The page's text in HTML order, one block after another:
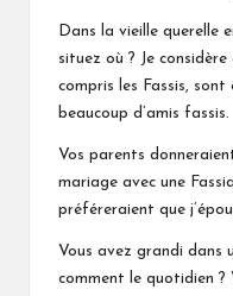
Dans la vieille querelle
situez où ? Je
compris les Fassis, sont
beaucoup d’amis fassis.
Vos parents
mariage avec une
préféreraient que
Vous avez grandi dans
comment le quotidien